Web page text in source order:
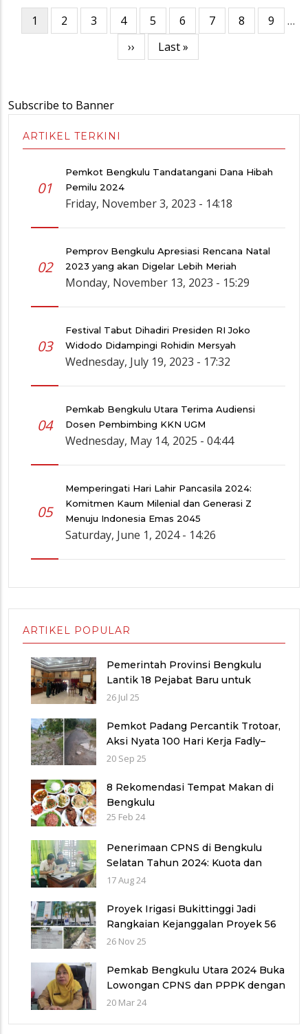
Pagination
Current
page
1 Page
2 Page
3 Page
4 Page
5 Page
6 Page
7 Page
8 Page
9
…
Next
page
››
Last
page
Last »
Subscribe to Banner
ARTIKEL TERKINI
01
Pemkot Bengkulu Tandatangani Dana Hibah
Pemilu 2024
Friday, November 3, 2023 - 14:18
02
Pemprov Bengkulu Apresiasi Rencana Natal
2023 yang akan Digelar Lebih Meriah
Monday, November 13, 2023 - 15:29
03
Festival Tabut Dihadiri Presiden RI Joko
Widodo Didampingi Rohidin Mersyah
Wednesday, July 19, 2023 - 17:32
04
Pemkab Bengkulu Utara Terima Audiensi
Dosen Pembimbing KKN UGM
Wednesday, May 14, 2025 - 04:44
05
Memperingati Hari Lahir Pancasila 2024:
Komitmen Kaum Milenial dan Generasi Z
Menuju Indonesia Emas 2045
Saturday, June 1, 2024 - 14:26
ARTIKEL POPULAR
Pemerintah Provinsi Bengkulu
Lantik 18 Pejabat Baru untuk
Penyegaran Birokrasi dan
26 Jul 25
Pemkot Padang Percantik Trotoar,
Aksi Nyata 100 Hari Kerja Fadly–
Maigus Dan Sisakan Jalan 1000
20 Sep 25
8 Rekomendasi Tempat Makan di
Bengkulu
25 Feb 24
Penerimaan CPNS di Bengkulu
Selatan Tahun 2024: Kuota dan
Jadwal Pendaftaran
17 Aug 24
Proyek Irigasi Bukittinggi Jadi
Rangkaian Kejanggalan Proyek 56
Miliar di Bawah Wilayah Balai
(WBS)
26 Nov 25
Pemkab Bengkulu Utara 2024 Buka
Lowongan CPNS dan PPPK dengan
Jumlah Formasi yang Menurun
20 Mar 24